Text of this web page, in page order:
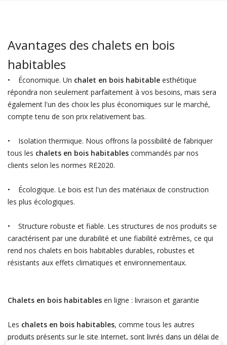
Avantages des chalets en bois
habitables
• Économique. Un chalet en bois habitableesthétique
répondra non seulement parfaitement à vos besoins, mais sera
également l'un des choix les plus économiques sur le marché,
compte tenu de son prix relativement bas.
• Isolation thermique. Nous offrons la possibilité de fabriquer
tous les chalets en bois habitablescommandés par nos
clients selon les normes RE2020.
• Écologique. Le bois est l'un des matériaux de construction
les plus écologiques.
• Structure robuste et fiable. Les structures de nos produits se
caractérisent par une durabilité et une fiabilité extrêmes, ce qui
rend nos chalets en bois habitables durables, robustes et
résistants aux effets climatiques et environnementaux.
Chalets en bois habitablesen ligne : livraison et garantie
Les chalets en bois habitables, comme tous les autres
produits présents sur le site Internet, sont livrés dans un délai de